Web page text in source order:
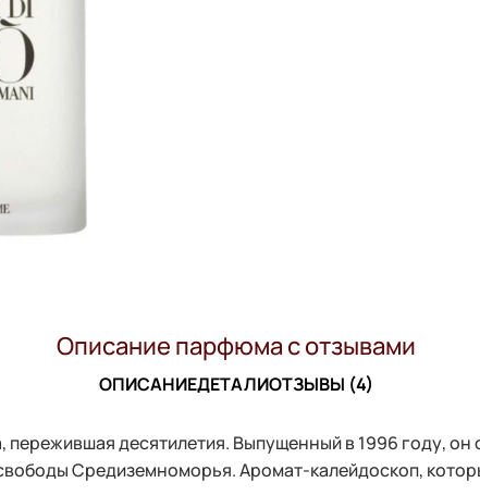
Описание парфюма с отзывами
ОПИСАНИЕДЕТАЛИОТЗЫВЫ (4)
десятилетия. Выпущенный в 1996 году, он
Средиземноморья. Аромат-калейдоскоп,